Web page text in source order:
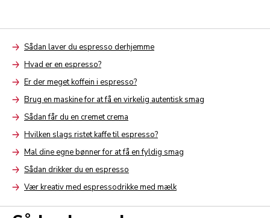
ArrowSådan laver du espresso derhjemme
ArrowHvad er en espresso?
ArrowEr der meget koffein i espresso?
ArrowBrug en maskine for at få en virkelig autentisk smag
ArrowSådan får du en cremet crema
ArrowHvilken slags ristet kaffe til espresso?
ArrowMal dine egne bønner for at få en fyldig smag
ArrowSådan drikker du en espresso
ArrowVær kreativ med espressodrikke med mælk